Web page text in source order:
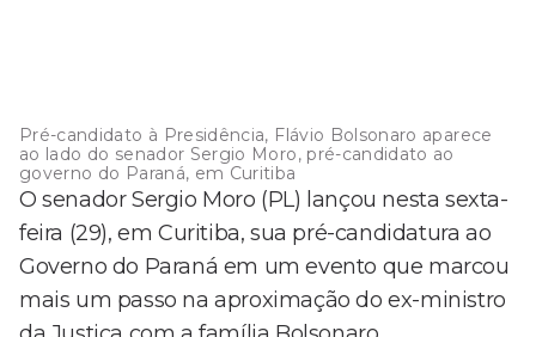
Pré-candidato à Presidência, Flávio Bolsonaro aparece
ao lado do senador Sergio Moro, pré-candidato ao
governo do Paraná, em Curitiba
O senador Sergio Moro (PL) lançou nesta sexta-
feira (29), em Curitiba, sua pré-candidatura ao
Governo do Paraná em um evento que marcou
mais um passo na aproximação do ex-ministro